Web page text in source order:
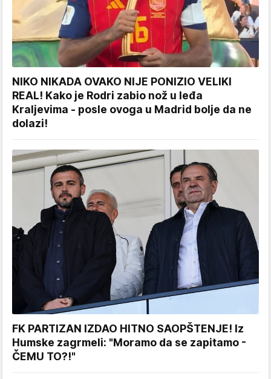
NIKO NIKADA OVAKO NIJE PONIZIO VELIKI
REAL! Kako je Rodri zabio nož u leđa
Kraljevima - posle ovoga u Madrid bolje da ne
dolazi!
FK PARTIZAN IZDAO HITNO SAOPŠTENJE! Iz
Humske zagrmeli: "Moramo da se zapitamo -
ČEMU TO?!"